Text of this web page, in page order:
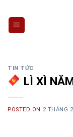
content
TIN TỨC
LÌ XÌ
POSTED ON 2 THÁNG